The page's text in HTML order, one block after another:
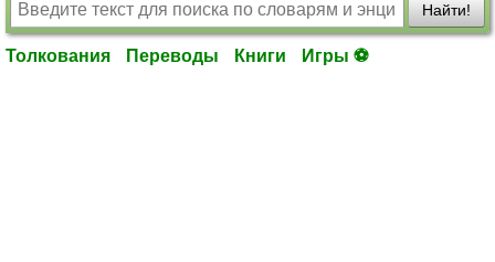
Найти!
Толкования Переводы Книги Игры ⚽